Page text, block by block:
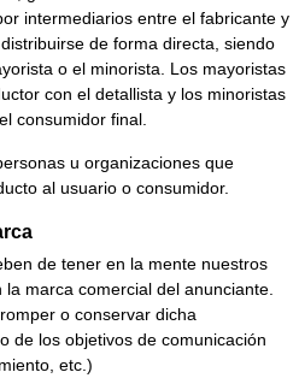
intermediarios entre el fabricante y
de forma directa, siendo
o el minorista. Los mayoristas
con el detallista y los minoristas
consumidor final.
u organizaciones que
al usuario o consumidor.
de tener en la mente nuestros
marca comercial del anunciante.
o conservar dicha
de los objetivos de comunicación
etc.)